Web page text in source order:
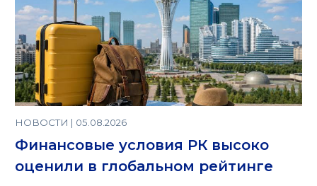
НОВОСТИ | 05.08.2026
Финансовые условия РК высоко
оценили в глобальном рейтинге